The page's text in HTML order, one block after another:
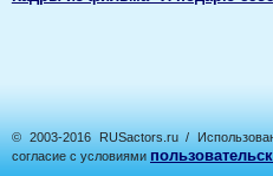
© 2003-2016 RUSactors.ru /
согласие с условиями